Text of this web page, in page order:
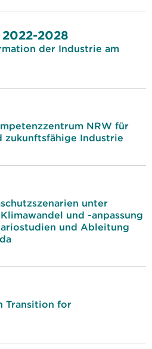
2028
der Industrie am
NRW für
zukunftsfähige Industrie
unter
und -anpassung
und Ableitung
Transition for